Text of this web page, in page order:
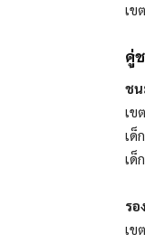
เข
คู่
ชน
เข
เด็
เด็
ร
เข